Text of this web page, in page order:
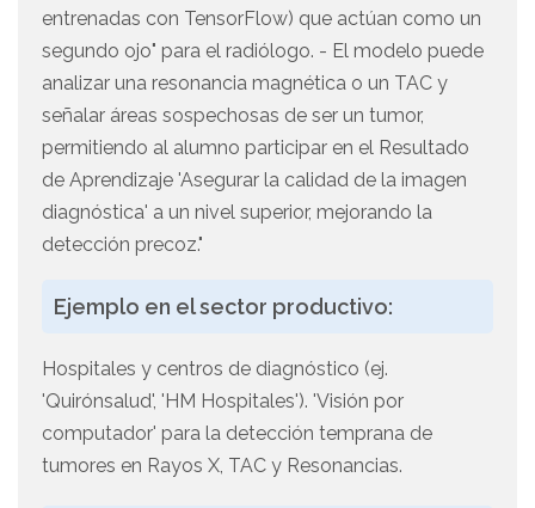
entrenadas con TensorFlow) que actúan como un
segundo ojo" para el radiólogo. - El modelo puede
analizar una resonancia magnética o un TAC y
señalar áreas sospechosas de ser un tumor,
permitiendo al alumno participar en el Resultado
de Aprendizaje 'Asegurar la calidad de la imagen
diagnóstica' a un nivel superior, mejorando la
detección precoz."
Ejemplo en el sector productivo:
Hospitales y centros de diagnóstico (ej.
'Quirónsalud', 'HM Hospitales'). 'Visión por
computador' para la detección temprana de
tumores en Rayos X, TAC y Resonancias.